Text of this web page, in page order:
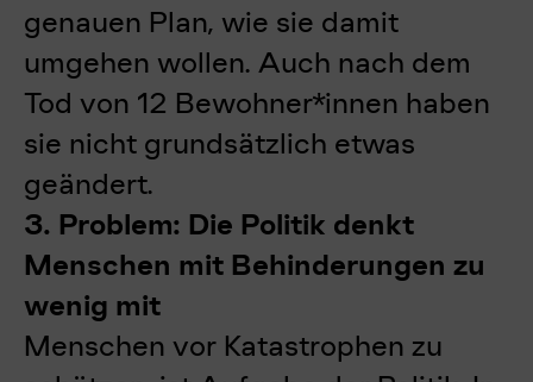
genauen Plan, wie sie damit
umgehen wollen. Auch nach dem
Tod von 12 Bewohner*innen haben
sie nicht grundsätzlich etwas
geändert.
3. Problem: Die Politik denkt
Menschen mit Behinderungen zu
wenig mit
Menschen vor Katastrophen zu